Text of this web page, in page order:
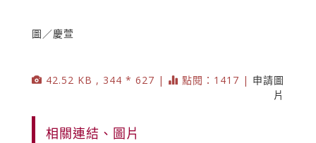
圖／慶萱
42.52 KB , 344 * 627 | 點閱：1417 | 申請圖
片
相關連結、圖片